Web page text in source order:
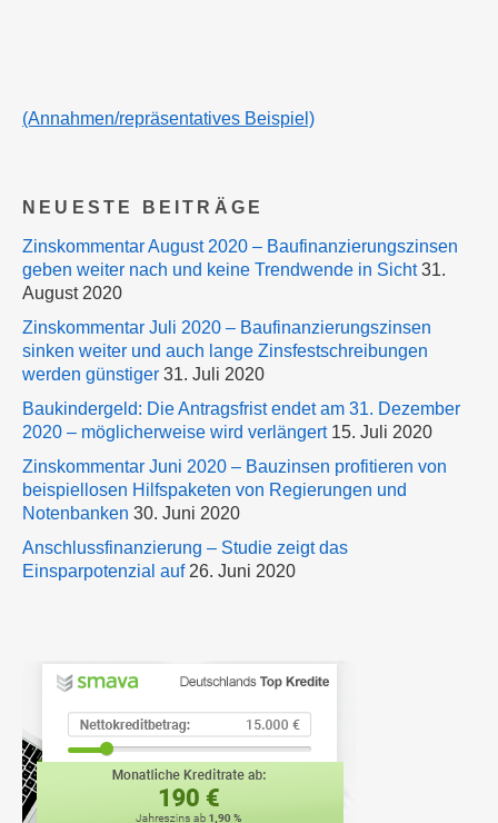
(Annahmen/repräsentatives Beispiel)
NEUESTE BEITRÄGE
Zinskommentar August 2020 – Baufinanzierungszinsen
geben weiter nach und keine Trendwende in Sicht 31.
August 2020
Zinskommentar Juli 2020 – Baufinanzierungszinsen
sinken weiter und auch lange Zinsfestschreibungen
werden günstiger 31. Juli 2020
Baukindergeld: Die Antragsfrist endet am 31. Dezember
2020 – möglicherweise wird verlängert 15. Juli 2020
Zinskommentar Juni 2020 – Bauzinsen profitieren von
beispiellosen Hilfspaketen von Regierungen und
Notenbanken 30. Juni 2020
Anschlussfinanzierung – Studie zeigt das
Einsparpotenzial auf 26. Juni 2020